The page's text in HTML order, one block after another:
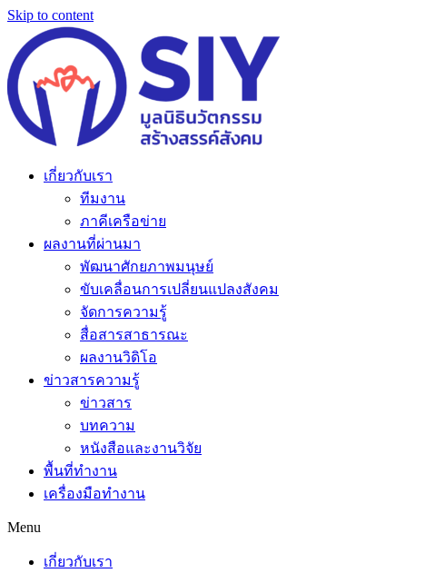
Skip to content
เกี่ยวกับเรา
ทีมงาน
ภาคีเครือข่าย
ผลงานที่ผ่านมา
พัฒนาศักยภาพมนุษย์
ขับเคลื่อนการเปลี่ยนแปลงสังคม
จัดการความรู้
สื่อสารสาธารณะ
ผลงานวิดิโอ
ข่าวสารความรู้
ข่าวสาร
บทความ
หนังสือและงานวิจัย
พื้นที่ทำงาน
เครื่องมือทำงาน
Menu
เกี่ยวกับเรา